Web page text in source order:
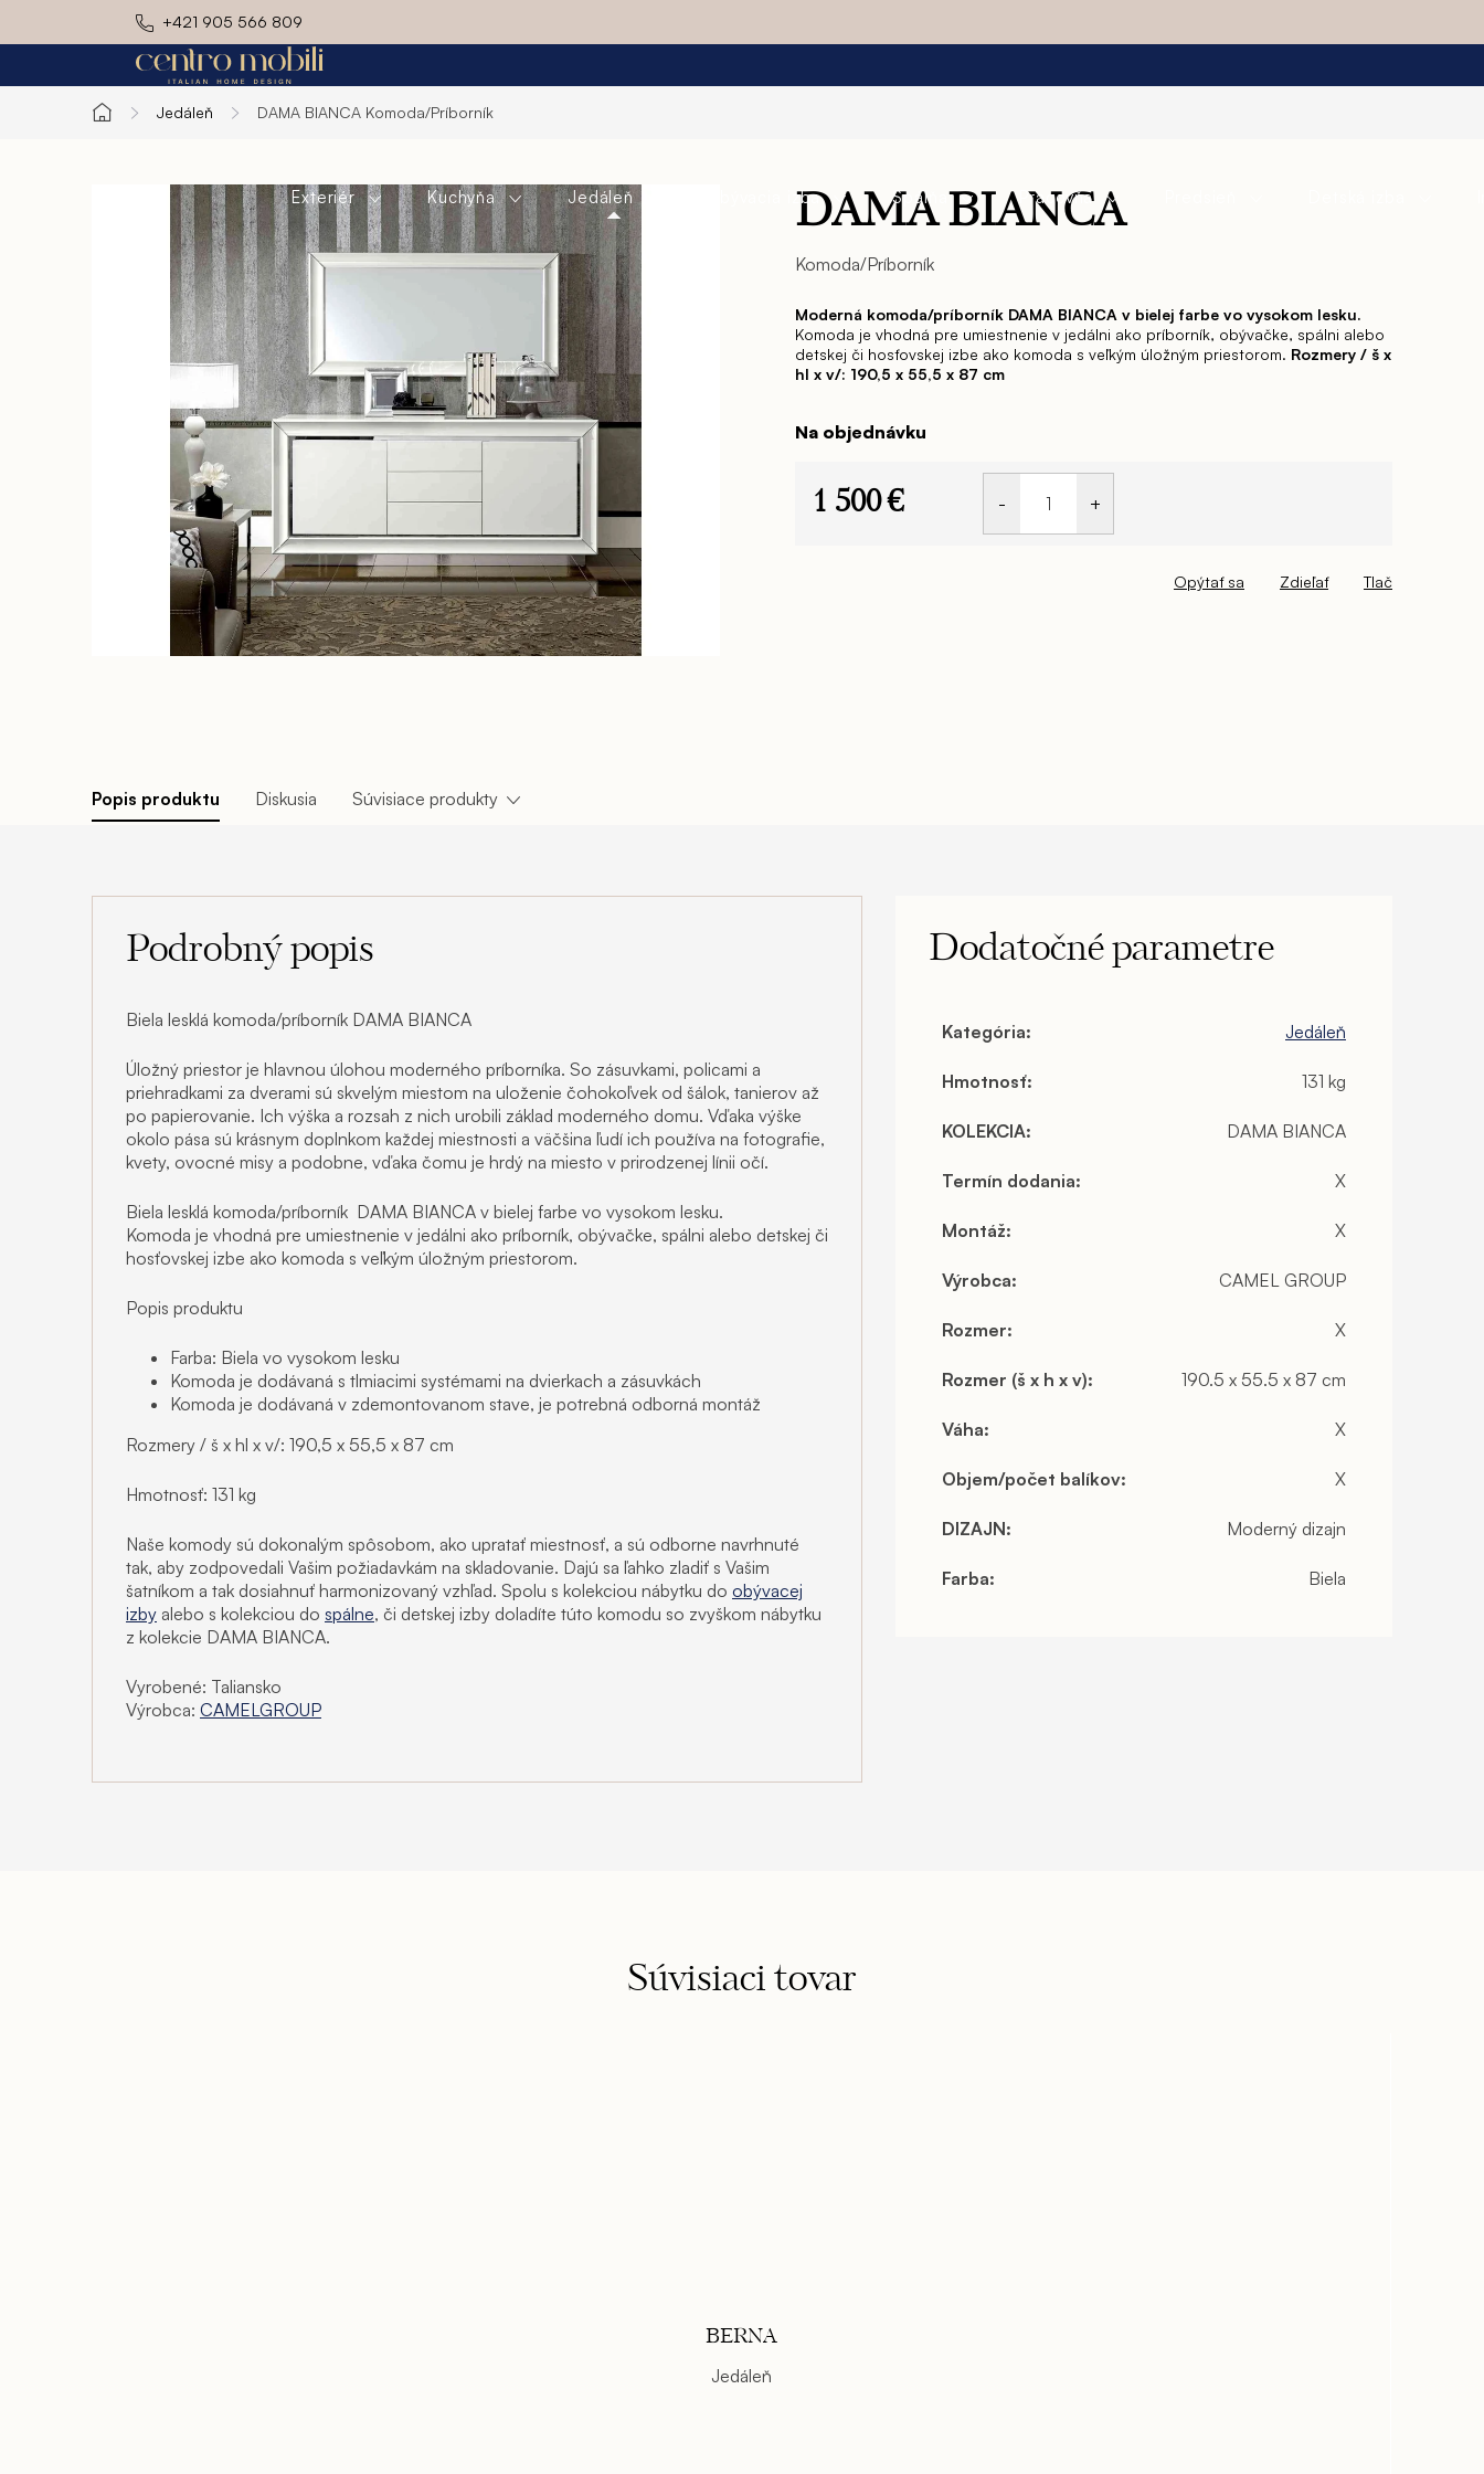
+421 905 566 809
Exteriér Kuchyňa Jedáleň Obývacia izba Spálňa Pracovňa
Domov
Jedáleň DAMA BIANCA Komoda/Príborník
DAMA BIANCA
Komoda/Príborník
Moderná komoda/príborník DAMA BIANCA v bielej farbe vo vysokom lesku.
Komoda je vhodná pre umiestnenie v jedálni ako príborník, obývačke, spálni alebo
detskej či hosťovskej izbe ako komoda s veľkým úložným priestorom. Rozmery / š x
hl x v/: 190,5 x 55,5 x 87 cm
Na objednávku
1 500 €
Tlač
Opýtať sa Zdieľať
Popis produktu Diskusia Súvisiace produkty
Podrobný popis
Biela lesklá komoda/príborník DAMA BIANCA
Úložný priestor je hlavnou úlohou moderného príborníka. So zásuvkami, policami a
priehradkami za dverami sú skvelým miestom na uloženie čohokoľvek od šálok, tanierov až
po papierovanie. Ich výška a rozsah z nich urobili základ moderného domu. Vďaka výške
okolo pása sú krásnym doplnkom každej miestnosti a väčšina ľudí ich používa na fotografie,
kvety, ovocné misy a podobne, vďaka čomu je hrdý na miesto v prirodzenej línii očí.
Biela lesklá komoda/príborník DAMA BIANCA v bielej farbe vo vysokom lesku.
Komoda je vhodná pre umiestnenie v jedálni ako príborník, obývačke, spálni alebo detskej či
hosťovskej izbe ako komoda s veľkým úložným priestorom.
Popis produktu
Farba: Biela vo vysokom lesku
Komoda je dodávaná s tlmiacimi systémami na dvierkach a zásuvkách
Komoda je dodávaná v zdemontovanom stave, je potrebná odborná montáž
Rozmery / š x hl x v/: 190,5 x 55,5 x 87 cm
Hmotnosť: 131 kg
Naše komody sú dokonalým spôsobom, ako upratať miestnosť, a sú odborne navrhnuté
tak, aby zodpovedali Vašim požiadavkám na skladovanie. Dajú sa ľahko zladiť s Vašim
šatníkom a tak dosiahnuť harmonizovaný vzhľad. Spolu s kolekciou nábytku do obývacej
izby alebo s kolekciou do spálne, či detskej izby doladíte túto komodu so zvyškom nábytku
z kolekcie DAMA BIANCA.
Vyrobené: Taliansko
Výrobca: CAMELGROUP
Dodatočné parametre
Kategória: Jedáleň
Hmotnosť: 131 kg
KOLEKCIA: DAMA BIANCA
Termín dodania: X
Montáž: X
Výrobca: CAMEL GROUP
Rozmer: X
Rozmer (š x h x v): 190.5 x 55.5 x 87 cm
Váha: X
Objem/počet balíkov: X
DIZAJN: Moderný dizajn
Farba: Biela
Súvisiaci tovar
BERNA
Jedáleň